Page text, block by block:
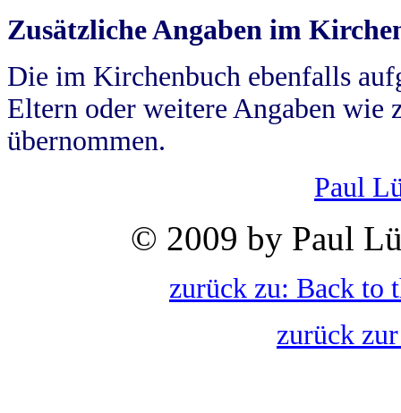
Zusätzliche Angaben im
Die im Kirchenbuch ebenfalls
Eltern oder weitere Angaben wie
übernommen.
Paul
© 2009 by Paul
zurück zu: Back to
zurück